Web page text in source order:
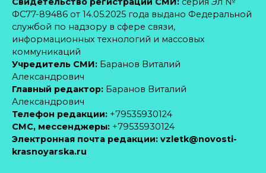
ФС77-89486 от 14.05.2025 года выдано Федеральной
службой по надзору в сфере связи,
информационных технологий и массовых
коммуникаций
Учредитель СМИ: Баранов Виталий
Александрович
Главный редактор: Баранов Виталий
Александрович
Телефон редакции: +79535930124
CМС, мессенджеры: +79535930124
Электронная почта редакции: vzletk@novosti-
krasnoyarska.ru